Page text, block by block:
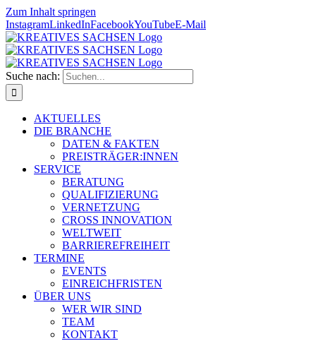
Zum Inhalt springen
InstagramLinkedInFacebookYouTubeE-Mail
Suche nach:
AKTUELLES
DIE BRANCHE
DATEN & FAKTEN
PREISTRÄGER:INNEN
SERVICE
BERATUNG
QUALIFIZIERUNG
VERNETZUNG
CROSS INNOVATION
WELTWEIT
BARRIEREFREIHEIT
TERMINE
EVENTS
EINREICHFRISTEN
ÜBER UNS
WER WIR SIND
TEAM
KONTAKT